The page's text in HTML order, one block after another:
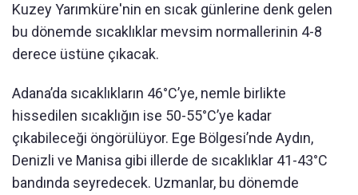
Kuzey Yarımküre'nin en sıcak günlerine denk gelen
bu dönemde sıcaklıklar mevsim normallerinin 4-8
derece üstüne çıkacak.
Adana’da sıcaklıkların 46°C’ye, nemle birlikte
hissedilen sıcaklığın ise 50-55°C’ye kadar
çıkabileceği öngörülüyor. Ege Bölgesi’nde Aydın,
Denizli ve Manisa gibi illerde de sıcaklıklar 41-43°C
bandında seyredecek. Uzmanlar, bu dönemde